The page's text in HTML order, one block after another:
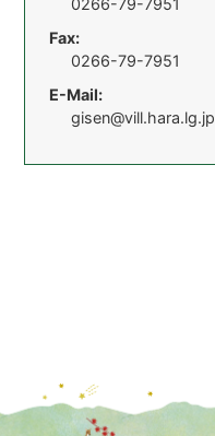
0266-79-7951
Fax:
0266-79-7951
E-Mail:
gisen@vill.hara.lg.jp